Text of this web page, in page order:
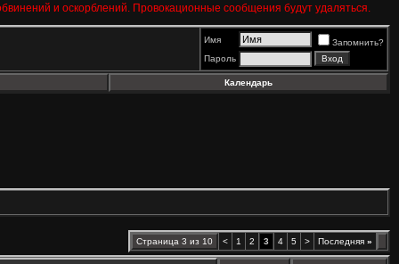
и оскорблений. Провокационные сообщения будут удаляться.
Имя
Запомнить?
Пароль
Календарь
Страница 3 из 10 < 1 2 3 4 5 > Последняя »